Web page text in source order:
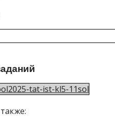
tat-ist-kl5-11sol